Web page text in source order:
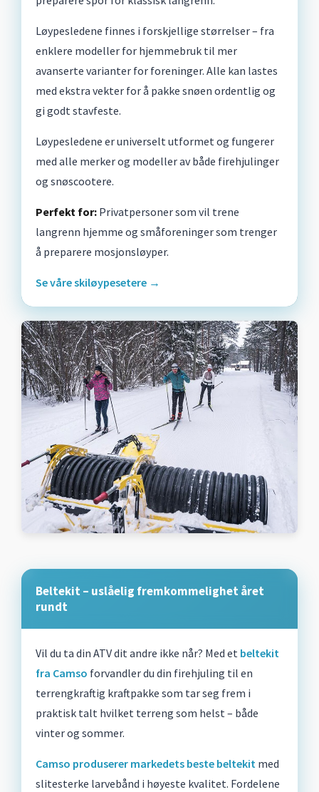
Løypesledene finnes i forskjellige størrelser – fra
enklere modeller for hjemmebruk til mer
avanserte varianter for foreninger. Alle kan lastes
med ekstra vekter for å pakke snøen ordentlig og
gi godt stavfeste.
Løypesledene er universelt utformet og fungerer
med alle merker og modeller av både firehjulinger
og snøscootere.
Perfekt for: Privatpersoner som vil trene
langrenn hjemme og småforeninger som trenger
å preparere mosjonsløyper.
Se våre skiløypesetere →
Beltekit – uslåelig fremkommelighet året
rundt
Vil du ta din ATV dit andre ikke når? Med et beltekit
fra Camso forvandler du din firehjuling til en
terrengkraftig kraftpakke som tar seg frem i
praktisk talt hvilket terreng som helst – både
vinter og sommer.
Camso produserer markedets beste beltekit med
slitesterke larvebånd i høyeste kvalitet. Fordelene